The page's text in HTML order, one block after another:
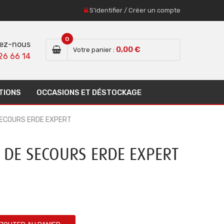
S'identifier / Créer un compte
nous
66 14
Votre panier :
0
0,00 €
OCCASIONS ET DÉSTOCKAGE
ERDE EXPERT
SECOURS ERDE EXPERT